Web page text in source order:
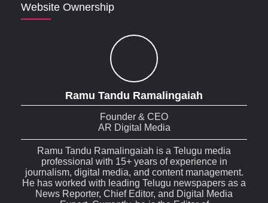
Website Ownership
Ramu Tandu Ramalingaiah
Founder & CEO
AR Digital Media
Ramu Tandu Ramalingaiah is a Telugu media
professional with 15+ years of experience in
journalism, digital media, and content management.
He has worked with leading Telugu newspapers as a
News Reporter, Chief Editor, and Digital Media